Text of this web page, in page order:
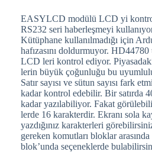
EASYLCD modülü LCD yi
RS232 seri haberleşmeyi
Kütüphane kullanılmadığı için
hafızasını doldurmuyor.
LCD leri kontrol ediyor.
lerin büyük çoğunluğu bu
Satır sayısı ve sütun sayısı fark
kadar kontrol edebilir. Bir satırda
kadar yazılabiliyor. Fakat
lerde 16 karakterdir. Ekranı sola
yazdığınız karakterleri
gereken komutları bloklar
blok’unda seçeneklerde